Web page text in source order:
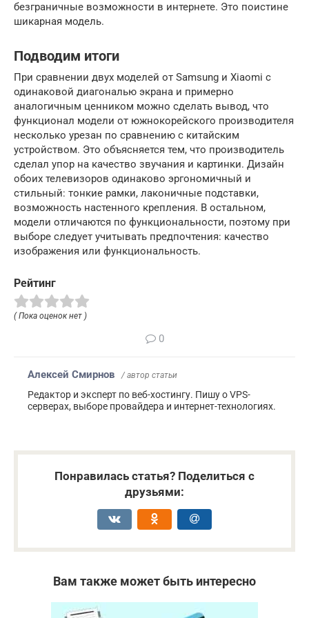
безграничные возможности в интернете. Это поистине
шикарная модель.
Подводим итоги
При сравнении двух моделей от Samsung и Xiaomi с
одинаковой диагональю экрана и примерно
аналогичным ценником можно сделать вывод, что
функционал модели от южнокорейского производителя
несколько урезан по сравнению с китайским
устройством. Это объясняется тем, что производитель
сделал упор на качество звучания и картинки. Дизайн
обоих телевизоров одинаково эргономичный и
стильный: тонкие рамки, лаконичные подставки,
возможность настенного крепления. В остальном,
модели отличаются по функциональности, поэтому при
выборе следует учитывать предпочтения: качество
изображения или функциональность.
Рейтинг
( Пока оценок нет )
0
Алексей Смирнов / автор статьи
Редактор и эксперт по веб-хостингу. Пишу о VPS-
серверах, выборе провайдера и интернет-технологиях.
Понравилась статья? Поделиться с
друзьями:
Вам также может быть интересно